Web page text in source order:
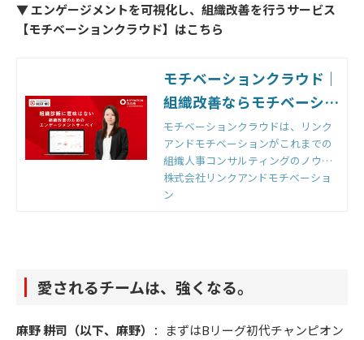
▼ エンゲージメントを可視化し、組織改善を行うサービス
【モチベーションクラウド】はこちら
モチベーションクラウド｜
組織改善ならモチベーショ
ンクラウド
モチベーションクラウドは、リンク
アンドモチベーションがこれまでの
組織人事コンサルティングのノウハ
ウをもとに開発した国内初の組織改
善クラウドです。組織のモノサシ
株式会社リンクアンドモチベーショ
ン
愛されるチームは、強くなる。
麻野 耕司（以下、麻野）
：まずはBリーグ初代チャンピオン